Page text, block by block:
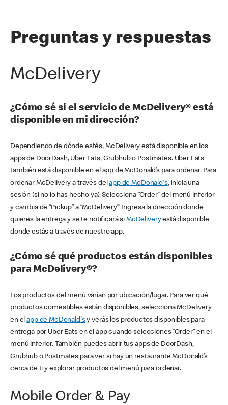
Preguntas y respuestas
McDelivery
¿Cómo sé si el servicio de McDelivery® está
disponible en mi dirección?
Dependiendo de dónde estés, McDelivery está disponible en los
apps de DoorDash, Uber Eats, Grubhub o Postmates. Uber Eats
también está disponible en el app de McDonald’s para ordenar. Para
ordenar McDelivery a través delapp de McDonald's, inicia una
sesión (si no lo has hecho ya). Selecciona “Order” del menú inferior
y cambia de “Pickup” a “McDelivery’” Ingresa la dirección donde
quieres la entrega y se te notificará si McDeliveryestá disponible
donde estás a través de nuestro app.
¿Cómo sé qué productos están disponibles
para McDelivery®?
Los productos del menú varían por ubicación/lugar. Para ver qué
productos comestibles están disponibles, selecciona McDelivery
en elapp de McDonald'sy verás los productos disponibles para
entrega por Uber Eats en el app cuando selecciones “Order” en el
menú inferior. También puedes abrir tus apps de DoorDash,
Grubhub o Postmates para ver si hay un restaurante McDonald’s
cerca de ti y explorar productos del menú para ordenar.
Mobile Order & Pay